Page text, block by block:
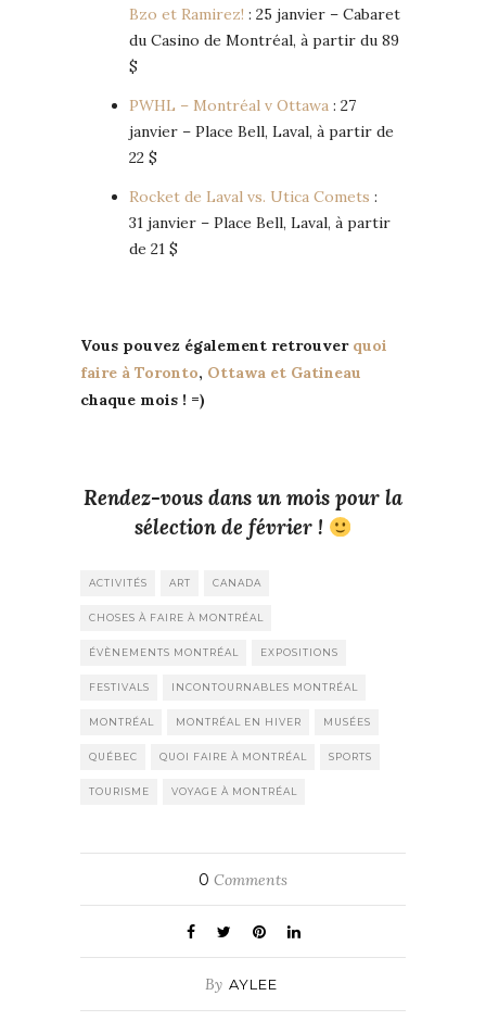
Bzo et Ramirez! : 25 janvier – Cabaret
du Casino de Montréal, à partir du 89
$
PWHL – Montréal v Ottawa : 27
janvier – Place Bell, Laval, à partir de
22 $
Rocket de Laval vs. Utica Comets :
31 janvier – Place Bell, Laval, à partir
de 21 $
Vous pouvez également retrouver quoi
faire à Toronto, Ottawa et Gatineau
chaque mois ! =)
Rendez-vous dans un mois pour la
sélection de février !
ACTIVITÉS ART CANADA
CHOSES À FAIRE À MONTRÉAL
ÉVÈNEMENTS MONTRÉAL EXPOSITIONS
FESTIVALS INCONTOURNABLES MONTRÉAL
MONTRÉAL MONTRÉAL EN HIVER MUSÉES
QUÉBEC QUOI FAIRE À MONTRÉAL SPORTS
TOURISME VOYAGE À MONTRÉAL
0 Comments
By AYLEE